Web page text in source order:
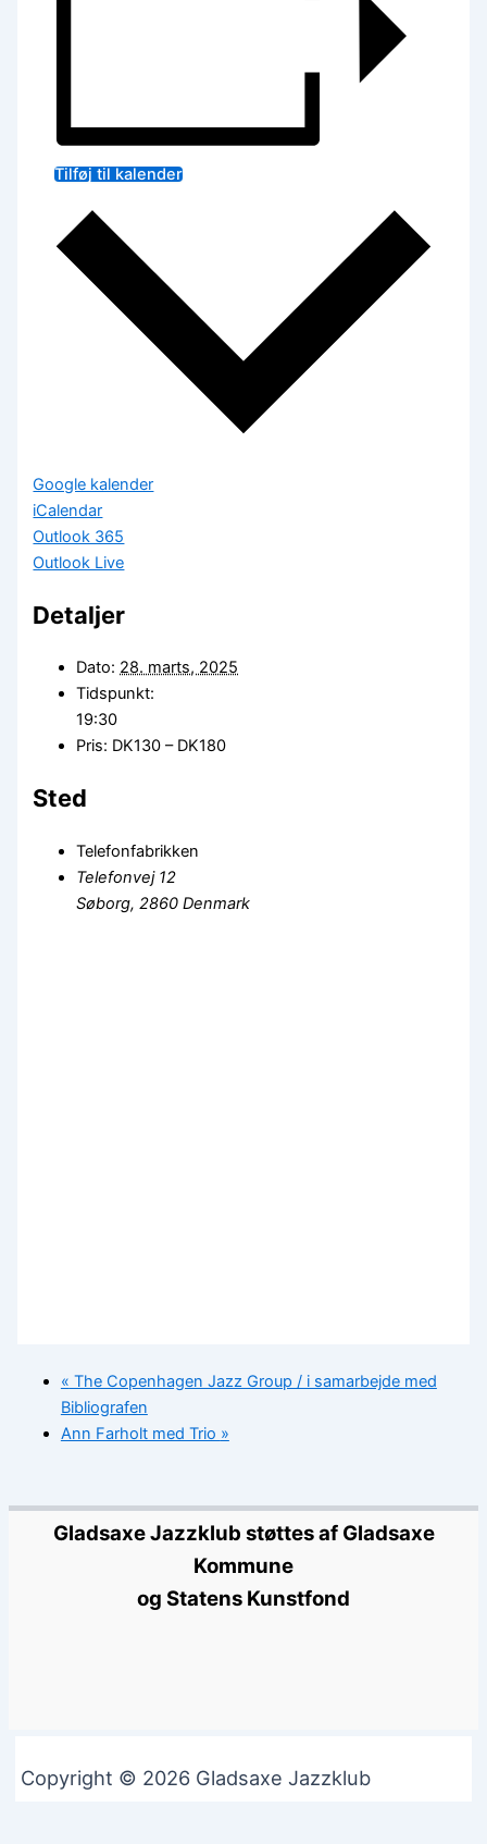
Tilføj til kalender
Google kalender
iCalendar
Outlook 365
Outlook Live
Detaljer
Dato: 28. marts, 2025
Tidspunkt:
19:30
Pris: DK130 – DK180
Sted
Telefonfabrikken
Telefonvej 12
Søborg, 2860 Denmark
« The Copenhagen Jazz Group / i samarbejde med
Bibliografen
Ann Farholt med Trio »
Gladsaxe Jazzklub støttes af Gladsaxe
Kommune
og Statens Kunstfond
Copyright © 2026 Gladsaxe Jazzklub